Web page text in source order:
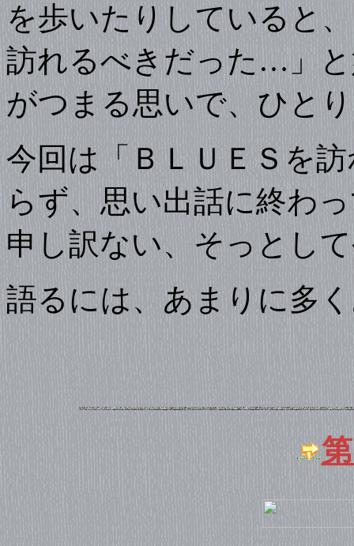
を歩いたりしていると
訪れるべきだった…」
がつまる思いで、ひと
今回は「ＢＬＵＥＳを
らず、思い出話に終わ
申し訳ない、そっとし
語るには、あまりに多